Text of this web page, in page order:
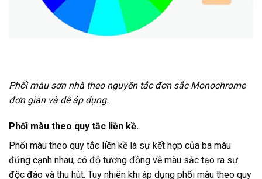
Phối màu sơn nhà theo nguyên tắc đơn sắc Monochrome
đơn giản và dễ áp dụng.
Phối màu theo quy tắc liền kề.
Phối màu theo quy tắc liền kề là sự kết hợp của ba màu
đứng cạnh nhau, có độ tương đồng về màu sắc tạo ra sự
độc đáo và thu hút. Tuy nhiên khi áp dụng phối màu theo quy